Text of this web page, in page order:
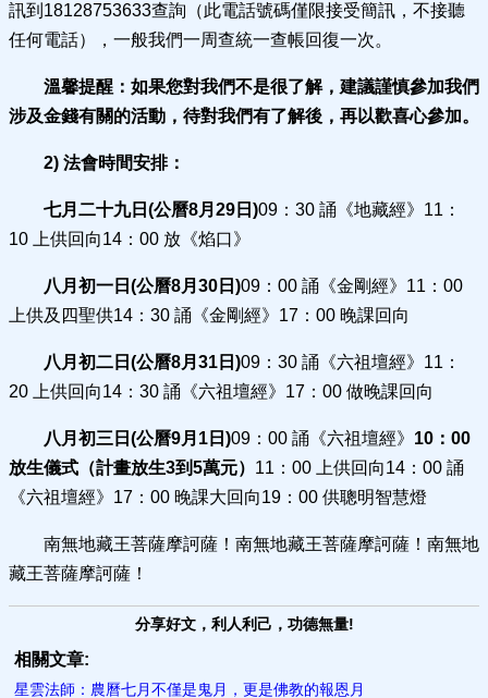
訊到18128753633查詢（此電話號碼僅限接受簡訊，不接聽
任何電話），一般我們一周查統一查帳回復一次。
溫馨提醒：如果您對我們不是很了解，建議謹慎參加我們
涉及金錢有關的活動，待對我們有了解後，再以歡喜心參加。
2) 法會時間安排：
七月二十九日(公曆8月29日)09：30 誦《地藏經》11：
10 上供回向14：00 放《焰口》
八月初一日(公曆8月30日)09：00 誦《金剛經》11：00
上供及四聖供14：30 誦《金剛經》17：00 晚課回向
八月初二日(公曆8月31日)09：30 誦《六祖壇經》11：
20 上供回向14：30 誦《六祖壇經》17：00 做晚課回向
八月初三日(公曆9月1日)09：00 誦《六祖壇經》 10：00
放生儀式（計畫放生3到5萬元） 11：00 上供回向14：00 誦
《六祖壇經》17：00 晚課大回向19：00 供聰明智慧燈
南無地藏王菩薩摩訶薩！南無地藏王菩薩摩訶薩！南無地
藏王菩薩摩訶薩！
分享好文，利人利己，功德無量!
相關文章:
星雲法師：農曆七月不僅是鬼月，更是佛教的報恩月